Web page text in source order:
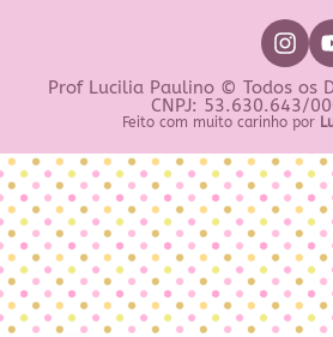
Prof Lucilia Paulino © Todos os
CNPJ: 53.630.643/
Feito com muito carinho por